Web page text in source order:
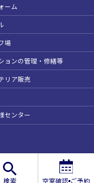
ーム
場
ョンの管理・修繕等
リア販売
センター
検索 空室確認ご予約